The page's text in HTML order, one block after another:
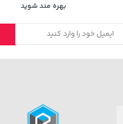
خرید 1,109,000 تومان
بهره مند شوید